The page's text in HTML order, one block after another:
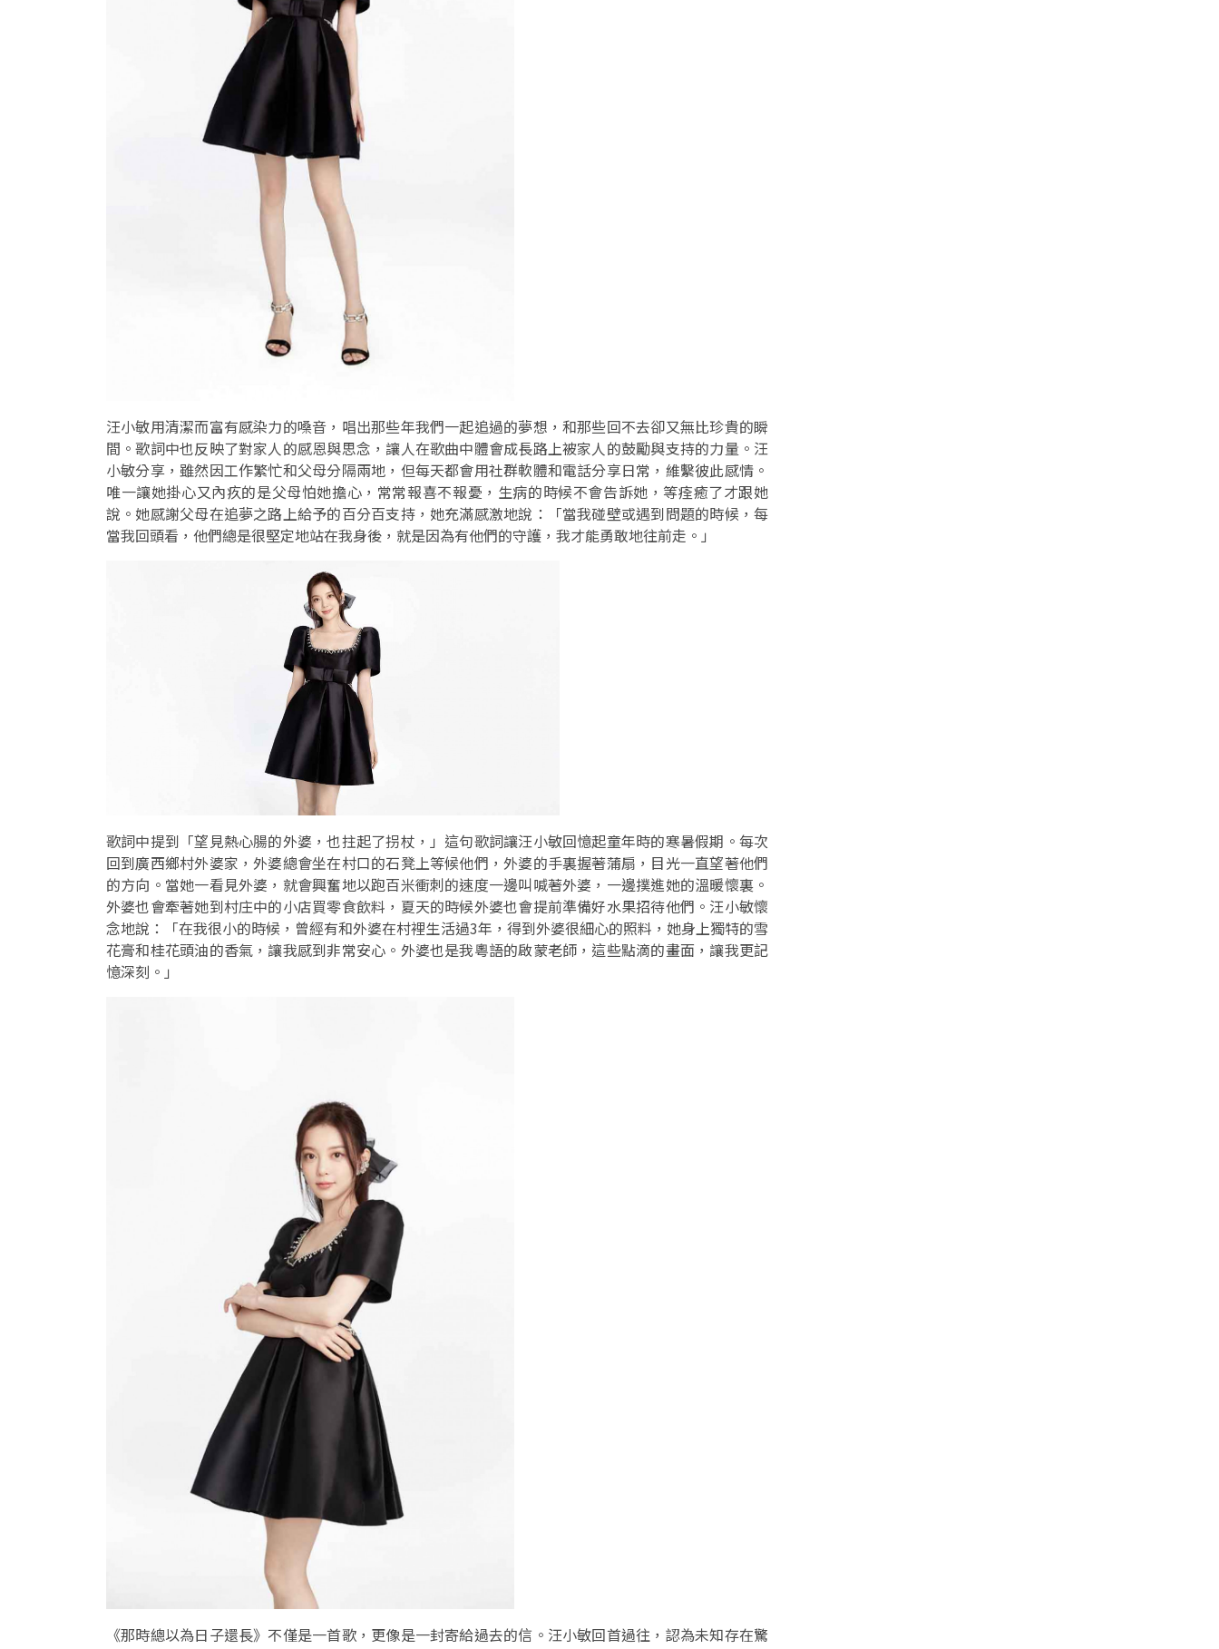
汪小敏用清潔而富有感染力的嗓音，唱出那些年我們一起追過的夢想，和那些回不去卻又無比珍貴的瞬
間。歌詞中也反映了對家人的感恩與思念，讓人在歌曲中體會成長路上被家人的鼓勵與支持的力量。汪
小敏分享，雖然因工作繁忙和父母分隔兩地，但每天都會用社群軟體和電話分享日常，維繫彼此感情。
唯一讓她掛心又內疚的是父母怕她擔心，常常報喜不報憂，生病的時候不會告訴她，等痊癒了才跟她
說。她感謝父母在追夢之路上給予的百分百支持，她充滿感激地說：「當我碰壁或遇到問題的時候，每
當我回頭看，他們總是很堅定地站在我身後，就是因為有他們的守護，我才能勇敢地往前走。」
歌詞中提到「望見熱心腸的外婆，也拄起了拐杖，」這句歌詞讓汪小敏回憶起童年時的寒暑假期。每次
回到廣西鄉村外婆家，外婆總會坐在村口的石凳上等候他們，外婆的手裏握著蒲扇，目光一直望著他們
的方向。當她一看見外婆，就會興奮地以跑百米衝刺的速度一邊叫喊著外婆，一邊撲進她的溫暖懷裏。
外婆也會牽著她到村庄中的小店買零食飲料，夏天的時候外婆也會提前準備好水果招待他們。汪小敏懷
念地說：「在我很小的時候，曾經有和外婆在村裡生活過3年，得到外婆很細心的照料，她身上獨特的雪
花膏和桂花頭油的香氣，讓我感到非常安心。外婆也是我粵語的啟蒙老師，這些點滴的畫面，讓我更記
憶深刻。」
《那時總以為日子還長》不僅是一首歌，更像是一封寄給過去的信。汪小敏回首過往，認為未知存在驚